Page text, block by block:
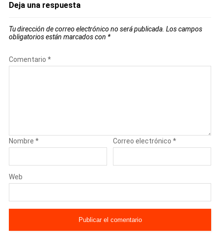
Deja una respuesta
Tu dirección de correo electrónico no será publicada. Los campos
obligatorios están marcados con *
Comentario *
Nombre * Correo electrónico*
Web